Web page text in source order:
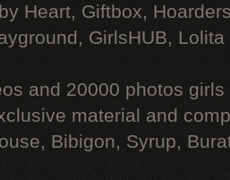
Heart, Giftbox,
GirlsHUB, Lolita
and 20000 photos
material and
Bibigon, Syrup,